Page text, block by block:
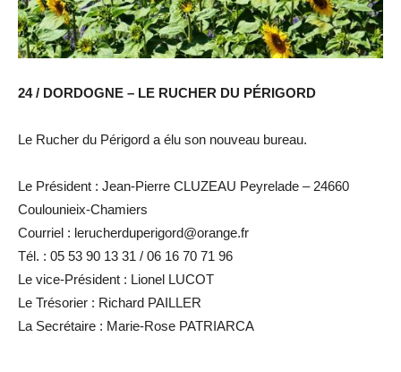
24 / DORDOGNE – LE RUCHER DU PÉRIGORD
Le Rucher du Périgord a élu son nouveau bureau.
Le Président : Jean-Pierre CLUZEAU Peyrelade – 24660
Coulounieix-Chamiers
Courriel : lerucherduperigord@orange.fr
Tél. : 05 53 90 13 31 / 06 16 70 71 96
Le vice-Président : Lionel LUCOT
Le Trésorier : Richard PAILLER
La Secrétaire : Marie-Rose PATRIARCA